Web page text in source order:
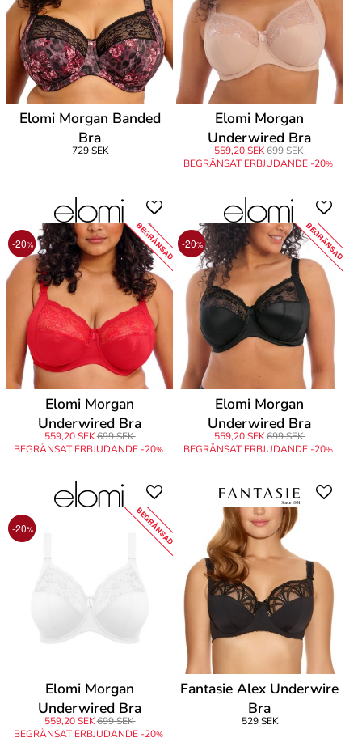
Elomi Morgan Banded
Bra
729 SEK
Elomi Morgan
Underwired Bra
559,20 SEK699 SEK
BEGRÄNSAT ERBJUDANDE -20%
-20% BEGRÄNSAD
Elomi Morgan
Underwired Bra
559,20 SEK699 SEK
BEGRÄNSAT ERBJUDANDE -20%
-20% BEGRÄNSAD
Elomi Morgan
Underwired Bra
559,20 SEK699 SEK
BEGRÄNSAT ERBJUDANDE -20%
-20% BEGRÄNSAD
Elomi Morgan
Underwired Bra
559,20 SEK699 SEK
BEGRÄNSAT ERBJUDANDE -20%
Fantasie Alex Underwire
Bra
529 SEK